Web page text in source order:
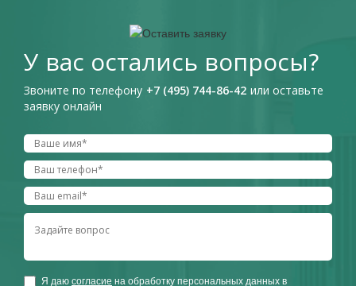
У вас остались вопросы?
Звоните по телефону +7 (495) 744-86-42 или оставьте
заявку онлайн
Я даюсогласие на обработку персональных данных в